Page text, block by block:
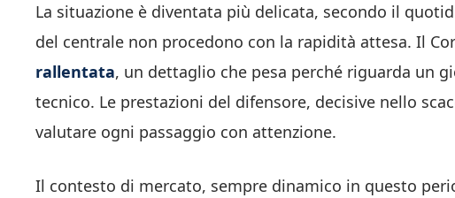
La situazione è diventata più delicata, secondo il
del centrale non procedono con la rapidità attesa. Il
rallentata, un dettaglio che pesa perché riguarda un
tecnico. Le prestazioni del difensore, decisive nello
valutare ogni passaggio con attenzione.
Il contesto di mercato, sempre dinamico in questo